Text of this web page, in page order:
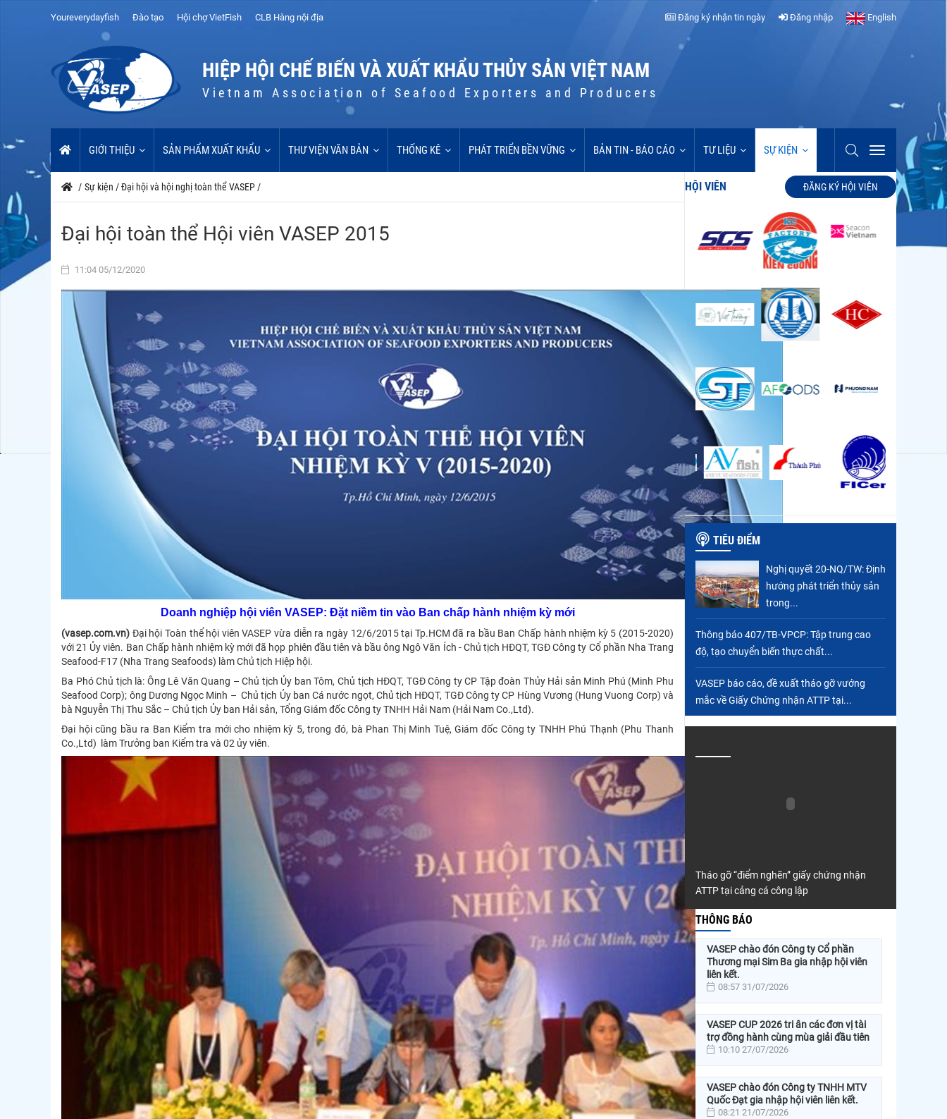
Youreverydayfish Đào tạo Hội chợ VietFish CLB Hàng nội địa Đăng ký nhận tin ngày Đăng nhập English
HIỆP HỘI CHẾ BIẾN VÀ XUẤT KHẨU THỦY SẢN VIỆT NAM
Vietnam Association of Seafood Exporters and Producers
GIỚI THIỆU SẢN PHẨM XUẤT KHẨU THƯ VIỆN VĂN BẢN THỐNG KÊ PHÁT TRIỂN BỀN VỮNG BẢN TIN - BÁO CÁO TƯ LIỆU SỰ KIỆN
/ Sự kiện /Đại hội và hội nghị toàn thể VASEP /
Đại hội toàn thể Hội viên VASEP 2015
11:04 05/12/2020
Doanh nghiệp hội viên VASEP: Đặt niềm tin vào Ban chấp hành nhiệm kỳ mới
(vasep.com.vn) Đại hội Toàn thể hội viên VASEP vừa diễn ra ngày 12/6/2015 tại Tp.HCM đã ra bầu Ban Chấp hành nhiệm kỳ 5 (2015-2020)
với 21 Ủy viên. Ban Chấp hành nhiệm kỳ mới đã họp phiên đầu tiên và bầu ông Ngô Văn Ích - Chủ tịch HĐQT, TGĐ Công ty Cổ phần Nha Trang
Seafood-F17 (Nha Trang Seafoods) làm Chủ tịch Hiệp hội.
Ba Phó Chủ tịch là: Ông Lê Văn Quang – Chủ tịch Ủy ban Tôm, Chủ tịch HĐQT, TGĐ Công ty CP Tập đoàn Thủy Hải sản Minh Phú (Minh Phu
Seafood Corp); ông Dương Ngọc Minh – Chủ tịch Ủy ban Cá nước ngọt, Chủ tịch HĐQT, TGĐ Công ty CP Hùng Vương (Hung Vuong Corp) và
bà Nguyễn Thị Thu Sắc – Chủ tịch Ủy ban Hải sản, Tổng Giám đốc Công ty TNHH Hải Nam (Hải Nam Co.,Ltd).
Đại hội cũng bầu ra Ban Kiểm tra mới cho nhiệm kỳ 5, trong đó, bà Phan Thị Minh Tuệ, Giám đốc Công ty TNHH Phú Thạnh (Phu Thanh
Co.,Ltd) làm Trưởng ban Kiểm tra và 02 ủy viên.
HỘI VIÊN ĐĂNG KÝ HỘI VIÊN
TIÊU ĐIỂM
Nghị quyết 20-NQ/TW: Định
hướng phát triển thủy sản
trong...
Thông báo 407/TB-VPCP: Tập trung cao
độ, tạo chuyển biến thực chất...
VASEP báo cáo, đề xuất tháo gỡ vướng
mắc về Giấy Chứng nhận ATTP tại...
Tháo gỡ “điểm nghẽn” giấy chứng nhận
ATTP tại cảng cá công lập
THÔNG BÁO
VASEP chào đón Công ty Cổ phần
Thương mại Sim Ba gia nhập hội viên
liên kết.
08:57 31/07/2026
VASEP CUP 2026 tri ân các đơn vị tài
trợ đồng hành cùng mùa giải đầu tiên
10:10 27/07/2026
VASEP chào đón Công ty TNHH MTV
Quốc Đạt gia nhập hội viên liên kết.
08:21 21/07/2026